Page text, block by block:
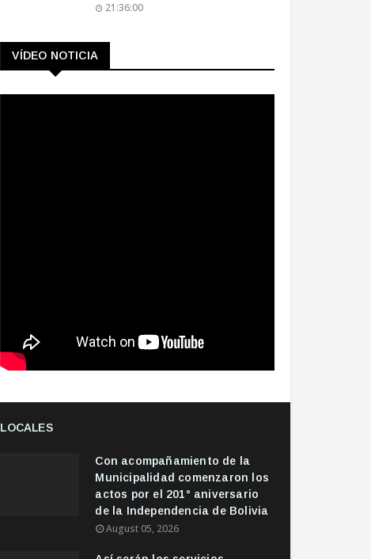
21:36:00
VÍDEO NOTICIA
LOCALES
Con acompañamiento de la
Municipalidad comenzaron los
actos por el 201° aniversario
de la Independencia de Bolivia
August 05, 2026